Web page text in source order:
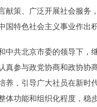
献策、广泛开展社会服务
国特色社会主义事业作出
共北京市委的领导下，继
真参与政党协商和政协协
养，引导广大社员在新时
体功能和组织化程度，稳